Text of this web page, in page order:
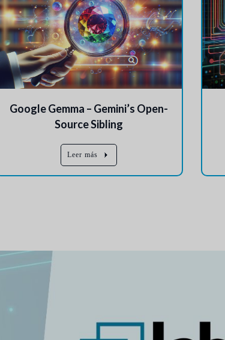
Google Gemma – Gemini’s Open-
Source Sibling
Leer más